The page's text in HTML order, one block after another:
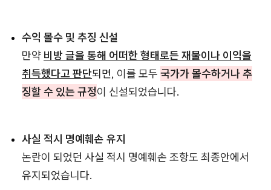
수익 몰수 및 추징 신설
만약 비방 글을 통해 어떠한 형태로든 재물이나 이익을
취득했다고 판단되면, 이를 모두 국가가 몰수하거나 추
징할 수 있는 규정이 신설되었습니다.
사실 적시 명예훼손 유지
논란이 되었던 사실 적시 명예훼손 조항도 최종안에서
유지되었습니다.